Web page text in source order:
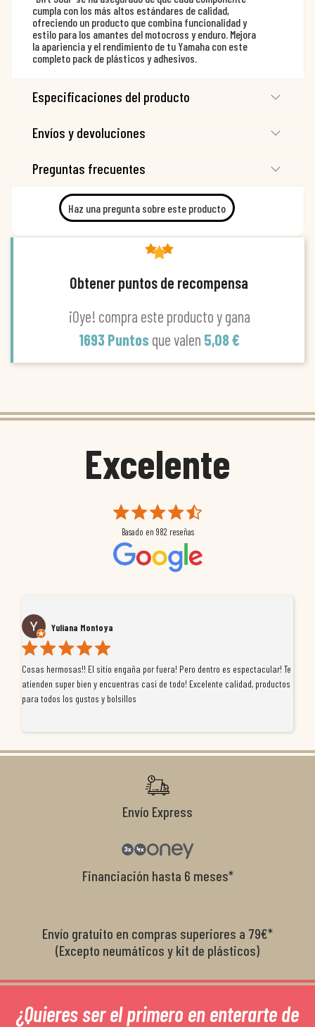
cumpla con los más altos estándares de calidad,
ofreciendo un producto que combina funcionalidad y
estilo para los amantes del motocross y enduro. Mejora
la apariencia y el rendimiento de tu Yamaha con este
completo pack de plásticos y adhesivos.
Especificaciones del producto
Envíos y devoluciones
Preguntas frecuentes
Haz una pregunta sobre este producto
Obtener puntos de recompensa
¡Oye! compra este producto y gana
1693 Puntos que valen 5,08 €
Excelente
Basado en 982 reseñas
Yuliana Montoya
Cosas hermosas!! El sitio engaña por fuera! Pero dentro es espectacular! Te
atienden super bien y encuentras casi de todo! Excelente calidad, productos
para todos los gustos y bolsillos
Envío Express
Financiación hasta 6 meses*
Envío gratuito en compras superiores a 79€*
(Excepto neumáticos y kit de plásticos)
¿Quieres ser el primero en enterarte de